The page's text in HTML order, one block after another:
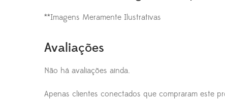
**Imagens Meramente Ilustrativas
Avaliações
Não há avaliações ainda.
Apenas clientes conectados que compraram este